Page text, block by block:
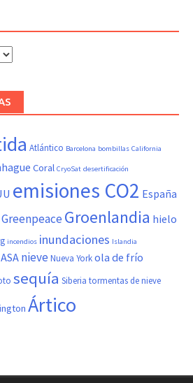
Atlántico Barcelona bombillas California
Coral CryoSat desertificación
emisiones CO2 España
GreenpeaceGroenlandia hielo
incendios inundaciones Islandia
nieveNueva Yorkola de frío
sequía Siberia tormentas de nieve
Ártico